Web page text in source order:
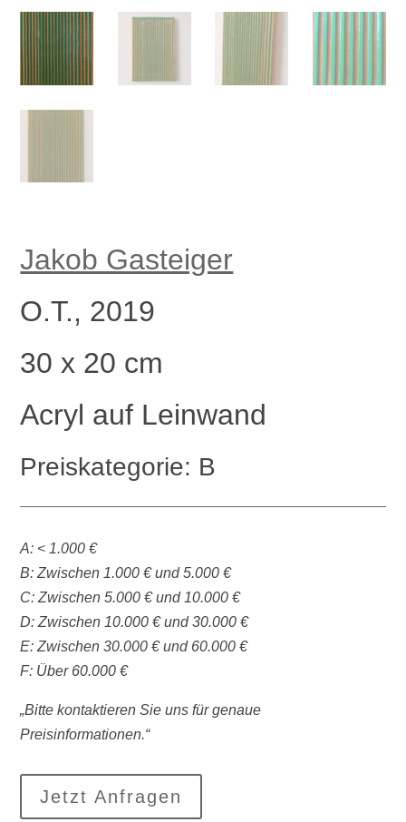
Jakob Gasteiger
O.T., 2019
30 x 20 cm
Acryl auf Leinwand
Preiskategorie: B
A: < 1.000 €
B: Zwischen 1.000 € und 5.000 €
C: Zwischen 5.000 € und 10.000 €
D: Zwischen 10.000 € und 30.000 €
E: Zwischen 30.000 € und 60.000 €
F: Über 60.000 €
„Bitte kontaktieren Sie uns für genaue
Preisinformationen.“
Jetzt Anfragen